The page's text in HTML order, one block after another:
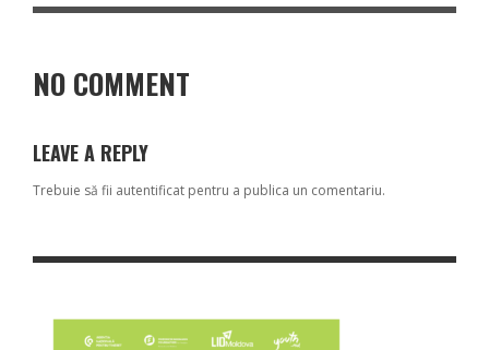
NO COMMENT
LEAVE A REPLY
Trebuie să fii autentificat pentru a publica un comentariu.